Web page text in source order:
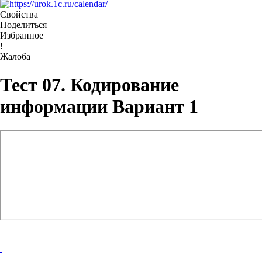
Свойства
Поделиться
Избранное
!
Жалоба
Тест 07. Кодирование
информации Вариант 1